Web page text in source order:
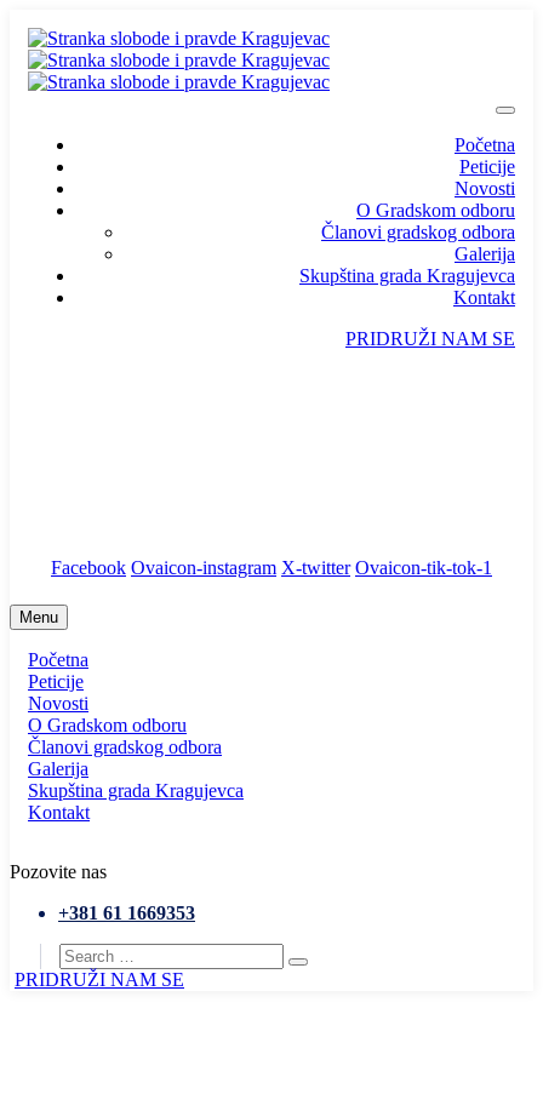
Početna
Peticije
Novosti
O Gradskom odboru
Članovi gradskog odbora
Galerija
Skupština grada Kragujevca
Kontakt
PRIDRUŽI NAM SE
Facebook Ovaicon-instagram X-twitter Ovaicon-tik-tok-1
Menu
Početna
Peticije
Novosti
O Gradskom odboru
Članovi gradskog odbora
Galerija
Skupština grada Kragujevca
Kontakt
Pozovite nas
+381 61 1669353
PRIDRUŽI NAM SE